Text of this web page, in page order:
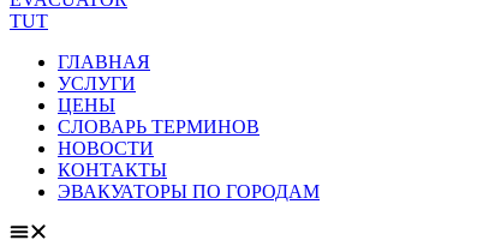
TUT
ГЛАВНАЯ
УСЛУГИ
ЦЕНЫ
СЛОВАРЬ ТЕРМИНОВ
НОВОСТИ
КОНТАКТЫ
ЭВАКУАТОРЫ ПО ГОРОДАМ